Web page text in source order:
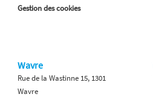
Gestion des cookies
Wavre
Rue de la Wastinne 15, 1301
Wavre